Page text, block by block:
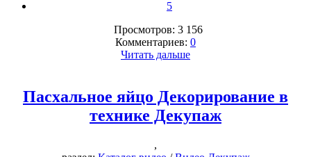
5
Просмотров: 3 156
Комментариев: 0
Читать дальше
Пасхальное яйцо Декорирование в
технике Декупаж
,